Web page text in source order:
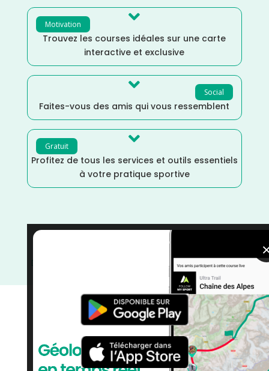
Motivation 
Trouvez les courses idéales sur une carte
interactive et exclusive
Social

Faites-vous des amis qui vous ressemblent
Gratuit 
Profitez de tous les services et outils essentiels
à votre pratique sportive
Distance Faible
courses/Course à